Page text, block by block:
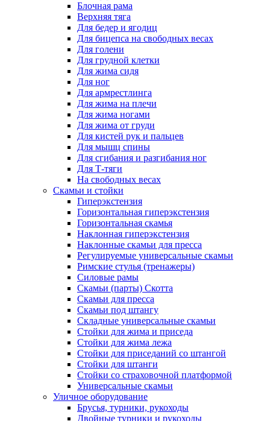
Блочная рама
Верхняя тяга
Для бедер и ягодиц
Для бицепса на свободных весах
Для голени
Для грудной клетки
Для жима сидя
Для ног
Для армрестлинга
Для жима на плечи
Для жима ногами
Для жима от груди
Для кистей рук и пальцев
Для мышц спины
Для сгибания и разгибания ног
Для Т-тяги
На свободных весах
Скамьи и стойки
Гиперэкстензия
Горизонтальная гиперэкстензия
Горизонтальная скамья
Наклонная гиперэкстензия
Наклонные скамьи для пресса
Регулируемые универсальные скамьи
Римские стулья (тренажеры)
Силовые рамы
Скамьи (парты) Скотта
Скамьи для пресса
Скамьи под штангу
Складные универсальные скамьи
Стойки для жима и приседа
Стойки для жима лежа
Стойки для приседаний со штангой
Стойки для штанги
Стойки со страховочной платформой
Универсальные скамьи
Уличное оборудование
Брусья, турники, рукоходы
Двойные турники и рукоходы